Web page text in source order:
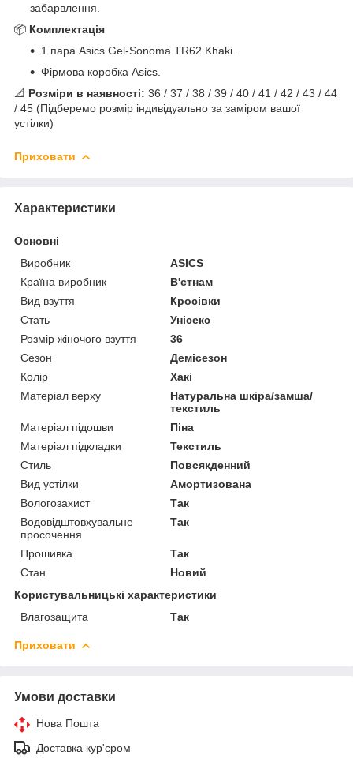
забарвлення.
📦 Комплектація
1 пара Asics Gel-Sonoma TR62 Khaki.
Фірмова коробка Asics.
📐 Розміри в наявності: 36 / 37 / 38 / 39 / 40 / 41 / 42 / 43 / 44
/ 45 (Підберемо розмір індивідуально за заміром вашої
устілки)
Приховати
Характеристики
Основні
Виробник
ASICS
Країна виробник
В'єтнам
Вид взуття
Кросівки
Стать
Унісекс
Розмір жіночого взуття
36
Сезон
Демісезон
Колір
Хакі
Матеріал верху
Натуральна шкіра/замша/
текстиль
Матеріал підошви
Піна
Матеріал підкладки
Текстиль
Стиль
Повсякденний
Вид устілки
Амортизована
Вологозахист
Так
Водовідштовхувальне
просочення
Так
Прошивка
Так
Стан
Новий
Користувальницькі характеристики
Влагозащита
Так
Приховати
Умови доставки
Нова Пошта
Доставка кур'єром